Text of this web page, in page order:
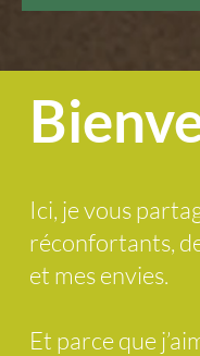
Ici, je vous
réconfortants,
et mes envies.
Et parce que